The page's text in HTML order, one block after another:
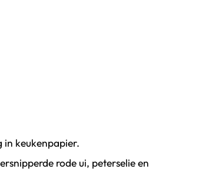
in keukenpapier.
rode ui, peterselie en